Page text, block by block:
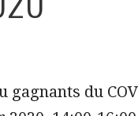
gagnants du